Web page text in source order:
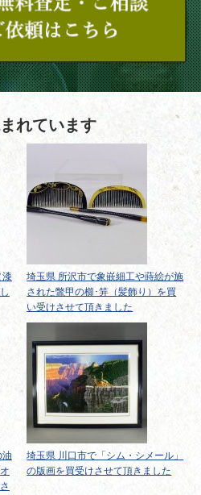
れています
漆
埼玉県 所沢市で象嵌細工や蒔絵が施
された鼈甲の櫛･笄（髪飾り）を買
い受けさせて頂きました
埼玉県 川口市で「シム・シメール」
の版画を買受けさせて頂きました